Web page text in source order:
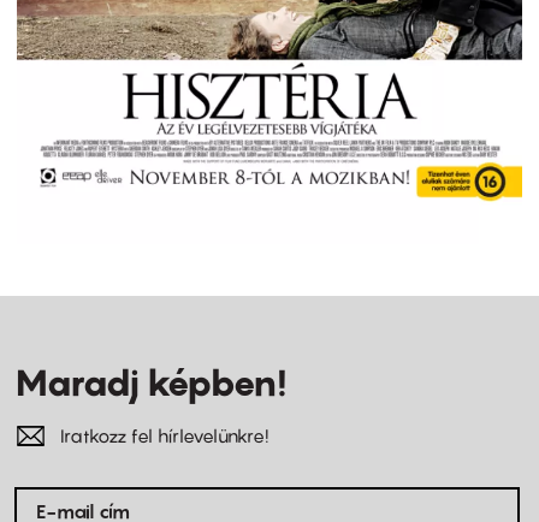
Maradj képben!
Iratkozz fel hírlevelünkre!